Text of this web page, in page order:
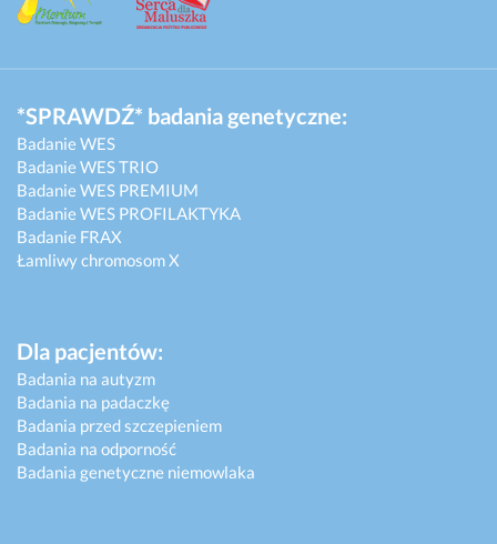
*SPRAWDŹ* badania genetyczne:
Badanie WES
Badanie WES TRIO
Badanie WES PREMIUM
Badanie WES PROFILAKTYKA
Badanie FRAX
Łamliwy chromosom X
Dla pacjentów:
Badania na autyzm
Badania na padaczkę
Badania przed szczepieniem
Badania na odporność
Badania genetyczne niemowlaka